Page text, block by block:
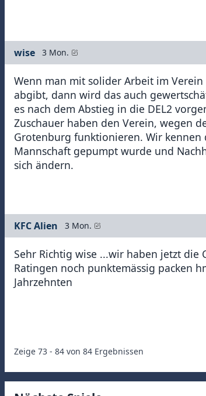
wise 3 Mon.
Wenn man mit solider Arbeit im
abgibt, dann wird das auch
es nach dem Abstieg in die DEL2
Zuschauer haben den Verein, wegen
Grotenburg funktionieren. Wir kennen
Mannschaft gepumpt wurde und
sich ändern.
KFC Alien 3 Mon.
Sehr Richtig wise ...wir haben jetzt die
Ratingen noch punktemässig packen
Jahrzehnten
Zeige 73 - 84 von 84 Ergebnissen